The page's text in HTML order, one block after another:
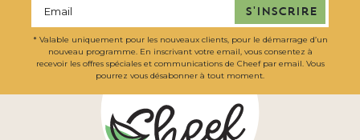
S'inscrire
* Valable uniquement pour les nouveaux clients, pour le démarrage d’un
nouveau programme. En inscrivant votre email, vous consentez à
recevoir les offres spéciales et communications de Cheef par email. Vous
pourrez vous désabonner à tout moment.